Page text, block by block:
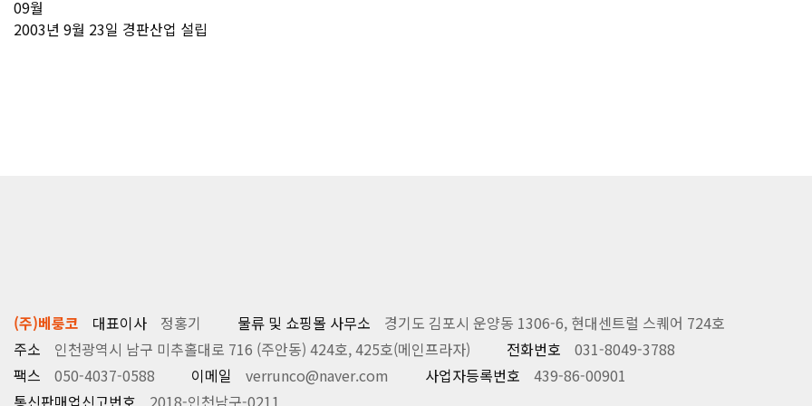
09월
2003년 9월 23일 경판산업 설립
(주)베룽코 대표이사 정홍기 물류 및 쇼핑몰 사무소
경기도 김포시 운양동 1306-6, 현대센트럴 스퀘어 724호
주소
인천광역시 남구 미추홀대로 716 (주안동) 424호, 425호(메인프라자) 전화번호
031-8049-3788
팩스
050-4037-0588 이메일 verrunco@naver.com 사업자등록번호
439-86-00901
통신판매업신고번호
2018-인천남구-0211